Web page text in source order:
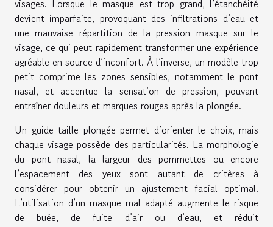
visages. Lorsque le masque est trop grand, l’étanchéité
devient imparfaite, provoquant des infiltrations d’eau et
une mauvaise répartition de la pression masque sur le
visage, ce qui peut rapidement transformer une expérience
agréable en source d’inconfort. À l’inverse, un modèle trop
petit comprime les zones sensibles, notamment le pont
nasal, et accentue la sensation de pression, pouvant
entraîner douleurs et marques rouges après la plongée.
Un guide taille plongée permet d’orienter le choix, mais
chaque visage possède des particularités. La morphologie
du pont nasal, la largeur des pommettes ou encore
l’espacement des yeux sont autant de critères à
considérer pour obtenir un ajustement facial optimal.
L’utilisation d’un masque mal adapté augmente le risque
de buée, de fuite d’air ou d’eau, et réduit